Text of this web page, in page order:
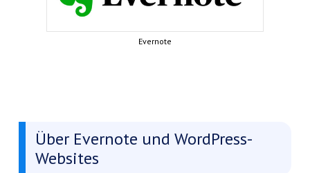
Evernote
Über Evernote und WordPress-
Websites